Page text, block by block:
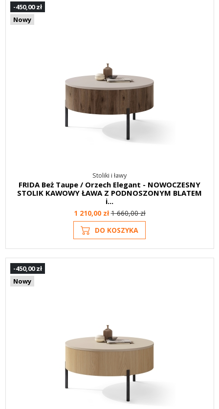
-450,00 zł
Nowy
Stoliki i ławy
FRIDA Beż Taupe / Orzech Elegant - NOWOCZESNY
STOLIK KAWOWY ŁAWA Z PODNOSZONYM BLATEM
i...
1 210,00 zł1 660,00 zł
DO KOSZYKA
-450,00 zł
Nowy